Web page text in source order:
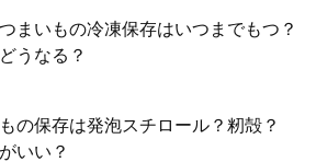
まいもの冷凍保存はいつまでもつ？
うなる？
の保存は発泡スチロール？籾殻？
いい？